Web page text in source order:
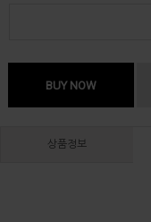
BUY NOW
상품정보